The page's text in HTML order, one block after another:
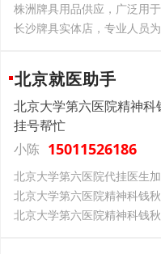
株洲牌具用品供应，广泛用
长沙牌具实体店，专业人员
北京就医助手
北京大学第六医院精神
挂号帮忙
小陈 15011526186
北京大学第六医院代挂医生
北京大学第六医院精神科钱
北京大学第六医院精神科钱